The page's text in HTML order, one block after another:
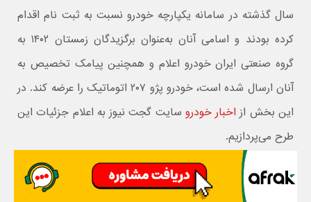
سال گذشته در سامانه یکپارچه خودرو نسبت به ثبت نام اقدام
کرده بودند و اسامی آنان به‌عنوان برگزیدگان زمستان ۱۴۰۲ به
گروه صنعتی ایران خودرو اعلام و همچنین پیامک تخصیص به
آنان ارسال شده است، خودرو پژو ۲۰۷ اتوماتیک را عرضه کند. در
این بخش از اخبار خودرو سایت گجت نیوز به اعلام جزئیات این
طرح می‌پردازیم.